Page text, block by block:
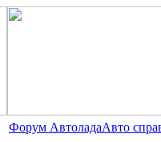
Форум АвтоладаАвто